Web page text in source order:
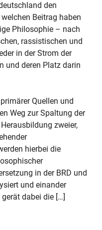
den
Beitrag haben
Philosophie – nach
rassistischen und
in der Strom der
und deren Platz darin
Quellen und
Weg zur Spaltung der
zweier,
hierbei die
in der BRD und
und einander
dabei die […]